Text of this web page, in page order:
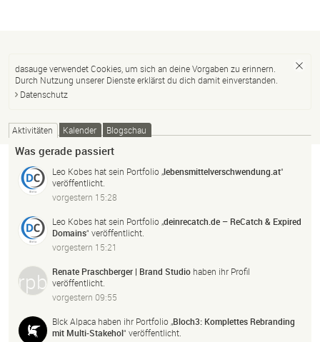
dasauge verwendet Cookies, um sich an deine Vorgaben zu erinnern.
Durch Nutzung unserer Dienste erklärst du dich damit einverstanden.
Datenschutz
Aktivitäten Kalender Blogschau
Was gerade passiert
Leo Kobes hat sein Portfolio „lebensmittelverschwendung. at“
veröffentlicht.
vorgestern 15:28
Leo Kobes hat sein Portfolio „deinrecatch. de – ReCatch & Expired
Domains“ veröffentlicht.
vorgestern 15:21
Renate Praschberger | Brand Studio haben ihr Profil
veröffentlicht.
vorgestern 09:55
Blck Alpaca haben ihr Portfolio „Bloch3: Komplettes Rebranding
mit Multi-Stakehol“ veröffentlicht.